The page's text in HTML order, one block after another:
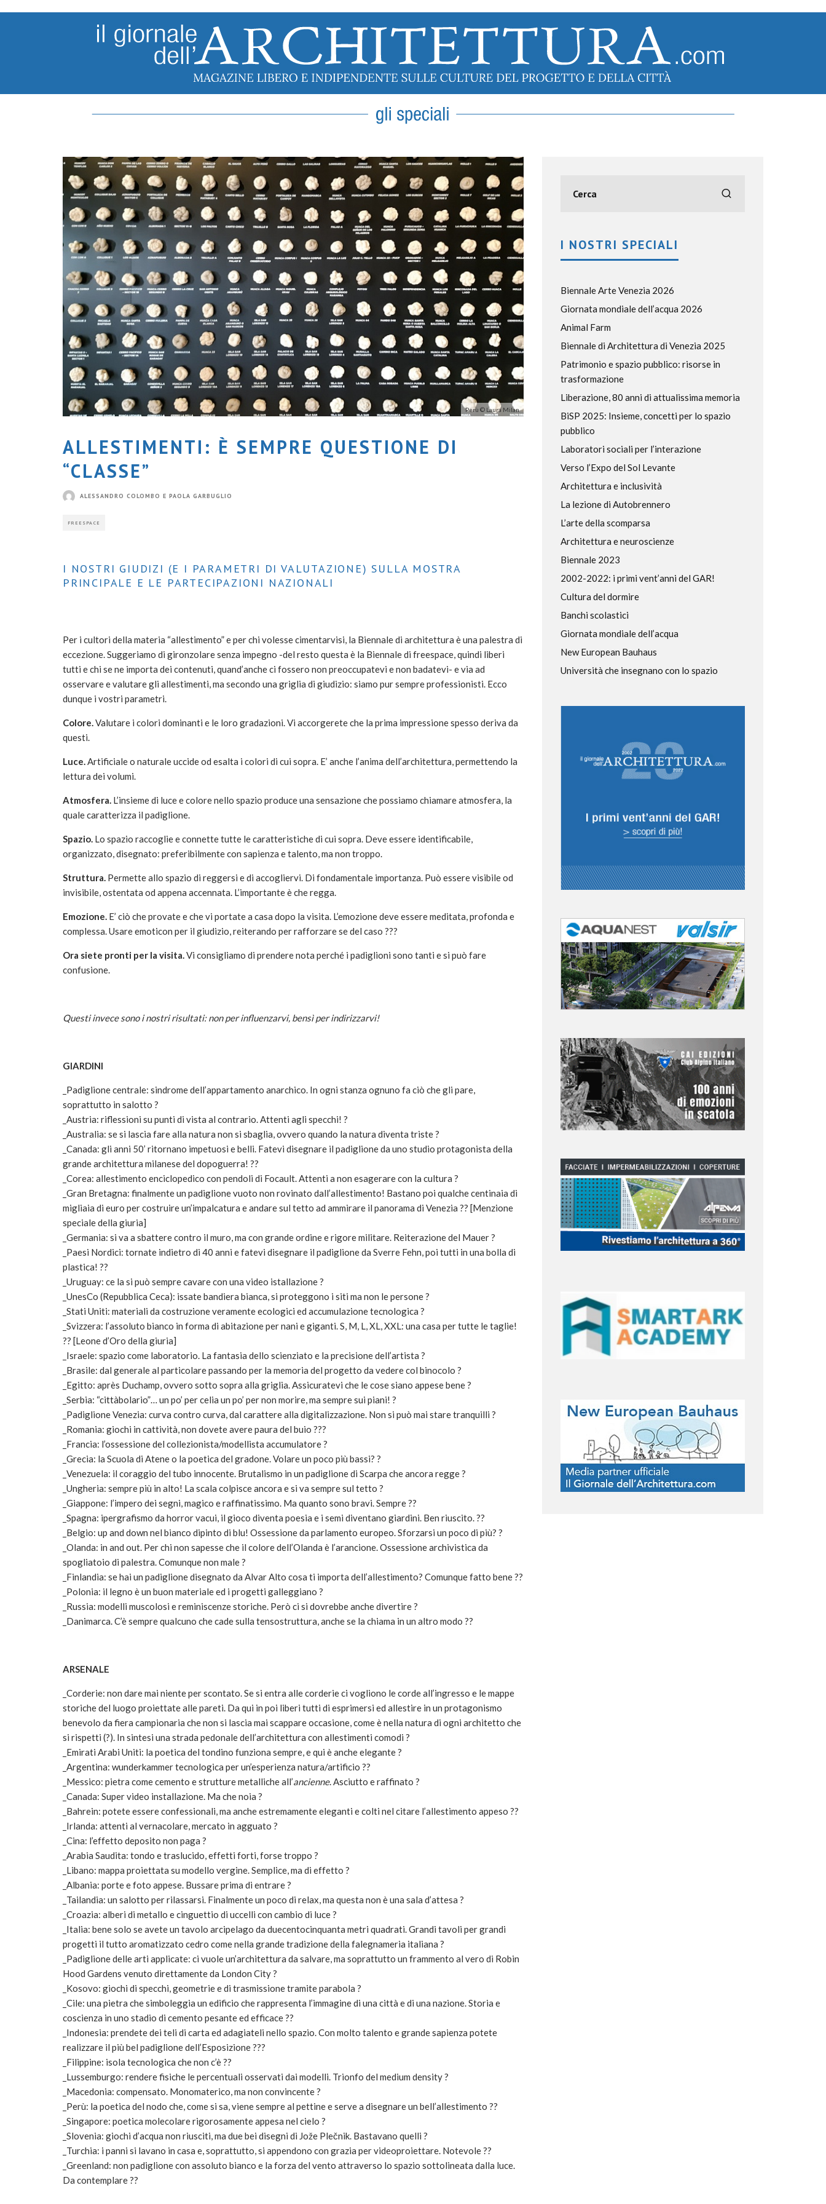
Perù © Laura Milan
ALLESTIMENTI: È SEMPRE QUESTIONE DI
“CLASSE”
ALESSANDRO COLOMBO E PAOLA GARBUGLIO
FREESPACE
I NOSTRI GIUDIZI (E I PARAMETRI DI VALUTAZIONE) SULLA MOSTRA
PRINCIPALE E LE PARTECIPAZIONI NAZIONALI
Per i cultori della materia “allestimento” e per chi volesse cimentarvisi, la Biennale di architettura è una palestra di
eccezione. Suggeriamo di gironzolare senza impegno -del resto questa è la Biennale di freespace, quindi liberi
tutti e chi se ne importa dei contenuti, quand’anche ci fossero non preoccupatevi e non badatevi- e via ad
osservare e valutare gli allestimenti, ma secondo una griglia di giudizio: siamo pur sempre professionisti. Ecco
dunque i vostri parametri.
Colore.Valutare i colori dominanti e le loro gradazioni. Vi accorgerete che la prima impressione spesso deriva da
questi.
Luce.Artificiale o naturale uccide od esalta i colori di cui sopra. E’ anche l’anima dell’architettura, permettendo la
lettura dei volumi.
Atmosfera. L’insieme di luce e colore nello spazio produce una sensazione che possiamo chiamare atmosfera, la
quale caratterizza il padiglione.
Spazio. Lo spazio raccoglie e connette tutte le caratteristiche di cui sopra. Deve essere identificabile,
organizzato, disegnato: preferibilmente con sapienza e talento, ma non troppo.
Struttura. Permette allo spazio di reggersi e di accogliervi. Di fondamentale importanza. Può essere visibile od
invisibile, ostentata od appena accennata. L’importante è che regga.
Emozione. E’ ciò che provate e che vi portate a casa dopo la visita. L’emozione deve essere meditata, profonda e
complessa. Usare emoticon per il giudizio, reiterando per rafforzare se del caso ???
Ora siete pronti per la visita.Vi consigliamo di prendere nota perché i padiglioni sono tanti e si può fare
confusione.
Questi invece sono i nostri risultati: non per influenzarvi, bensì per indirizzarvi!
GIARDINI
_Padiglione centrale: sindrome dell’appartamento anarchico. In ogni stanza ognuno fa ciò che gli pare,
soprattutto in salotto ?
_Austria: riflessioni su punti di vista al contrario. Attenti agli specchi! ?
_Australia: se si lascia fare alla natura non si sbaglia, ovvero quando la natura diventa triste ?
_Canada: gli anni 50’ ritornano impetuosi e belli. Fatevi disegnare il padiglione da uno studio protagonista della
grande architettura milanese del dopoguerra! ??
_Corea: allestimento enciclopedico con pendoli di Focault. Attenti a non esagerare con la cultura ?
_Gran Bretagna: finalmente un padiglione vuoto non rovinato dall’allestimento! Bastano poi qualche centinaia di
migliaia di euro per costruire un’impalcatura e andare sul tetto ad ammirare il panorama di Venezia ?? [Menzione
speciale della giuria]
_Germania: si va a sbattere contro il muro, ma con grande ordine e rigore militare. Reiterazione del Mauer ?
_Paesi Nordici: tornate indietro di 40 anni e fatevi disegnare il padiglione da Sverre Fehn, poi tutti in una bolla di
plastica! ??
_Uruguay: ce la si può sempre cavare con una video istallazione ?
_UnesCo (Repubblica Ceca): issate bandiera bianca, si proteggono i siti ma non le persone ?
_Stati Uniti: materiali da costruzione veramente ecologici ed accumulazione tecnologica ?
_Svizzera: l’assoluto bianco in forma di abitazione per nani e giganti. S, M, L, XL, XXL: una casa per tutte le taglie!
?? [Leone d’Oro della giuria]
_Israele: spazio come laboratorio. La fantasia dello scienziato e la precisione dell’artista ?
_Brasile: dal generale al particolare passando per la memoria del progetto da vedere col binocolo ?
_Egitto: après Duchamp, ovvero sotto sopra alla griglia. Assicuratevi che le cose siano appese bene ?
_Serbia: “cittàbolario”… un po’ per celia un po’ per non morire, ma sempre sui piani! ?
_Padiglione Venezia: curva contro curva, dal carattere alla digitalizzazione. Non si può mai stare tranquilli ?
_Romania: giochi in cattività, non dovete avere paura del buio ???
_Francia: l’ossessione del collezionista/modellista accumulatore ?
_Grecia: la Scuola di Atene o la poetica del gradone. Volare un poco più bassi? ?
_Venezuela: il coraggio del tubo innocente. Brutalismo in un padiglione di Scarpa che ancora regge ?
_Ungheria: sempre più in alto! La scala colpisce ancora e si va sempre sul tetto ?
_Giappone: l’impero dei segni, magico e raffinatissimo. Ma quanto sono bravi. Sempre ??
_Spagna: ipergrafismo da horror vacui, il gioco diventa poesia e i semi diventano giardini. Ben riuscito. ??
_Belgio: up and down nel bianco dipinto di blu! Ossessione da parlamento europeo. Sforzarsi un poco di più? ?
_Olanda: in and out. Per chi non sapesse che il colore dell’Olanda è l’arancione. Ossessione archivistica da
spogliatoio di palestra. Comunque non male ?
_Finlandia: se hai un padiglione disegnato da Alvar Alto cosa ti importa dell’allestimento? Comunque fatto bene ??
_Polonia: il legno è un buon materiale ed i progetti galleggiano ?
_Russia: modelli muscolosi e reminiscenze storiche. Però ci si dovrebbe anche divertire ?
_Danimarca. C’è sempre qualcuno che cade sulla tensostruttura, anche se la chiama in un altro modo ??
ARSENALE
_Corderie: non dare mai niente per scontato. Se si entra alle corderie ci vogliono le corde all’ingresso e le mappe
storiche del luogo proiettate alle pareti. Da qui in poi liberi tutti di esprimersi ed allestire in un protagonismo
benevolo da fiera campionaria che non si lascia mai scappare occasione, come è nella natura di ogni architetto che
si rispetti (?). In sintesi una strada pedonale dell’architettura con allestimenti comodi ?
_Emirati Arabi Uniti: la poetica del tondino funziona sempre, e qui è anche elegante ?
_Argentina: wunderkammer tecnologica per un’esperienza natura/artificio ??
_Messico: pietra come cemento e strutture metalliche all’ancienne. Asciutto e raffinato ?
_Canada: Super video installazione. Ma che noia ?
_Bahrein: potete essere confessionali, ma anche estremamente eleganti e colti nel citare l’allestimento appeso ??
_Irlanda: attenti al vernacolare, mercato in agguato ?
_Cina: l’effetto deposito non paga ?
_Arabia Saudita: tondo e traslucido, effetti forti, forse troppo ?
_Libano: mappa proiettata su modello vergine. Semplice, ma di effetto ?
_Albania: porte e foto appese. Bussare prima di entrare ?
_Tailandia: un salotto per rilassarsi. Finalmente un poco di relax, ma questa non è una sala d’attesa ?
_Croazia: alberi di metallo e cinguettio di uccelli con cambio di luce ?
_Italia: bene solo se avete un tavolo arcipelago da duecentocinquanta metri quadrati. Grandi tavoli per grandi
progetti il tutto aromatizzato cedro come nella grande tradizione della falegnameria italiana ?
_Padiglione delle arti applicate: ci vuole un’architettura da salvare, ma soprattutto un frammento al vero di Robin
Hood Gardens venuto direttamente da London City ?
_Kosovo: giochi di specchi, geometrie e di trasmissione tramite parabola ?
_Cile: una pietra che simboleggia un edificio che rappresenta l’immagine di una città e di una nazione. Storia e
coscienza in uno stadio di cemento pesante ed efficace ??
_Indonesia: prendete dei teli di carta ed adagiateli nello spazio. Con molto talento e grande sapienza potete
realizzare il più bel padiglione dell’Esposizione ???
_Filippine: isola tecnologica che non c’è ??
_Lussemburgo: rendere fisiche le percentuali osservati dai modelli. Trionfo del medium density ?
_Macedonia: compensato. Monomaterico, ma non convincente ?
_Perù: la poetica del nodo che, come si sa, viene sempre al pettine e serve a disegnare un bell’allestimento ??
_Singapore: poetica molecolare rigorosamente appesa nel cielo ?
_Slovenia: giochi d’acqua non riusciti, ma due bei disegni di Jože Plečnik. Bastavano quelli ?
_Turchia: i panni si lavano in casa e, soprattutto, si appendono con grazia per videoproiettare. Notevole ??
_Greenland: non padiglione con assoluto bianco e la forza del vento attraverso lo spazio sottolineata dalla luce.
Da contemplare ??
I NOSTRI SPECIALI
Biennale Arte Venezia 2026
Giornata mondiale dell’acqua 2026
Animal Farm
Biennale di Architettura di Venezia 2025
Patrimonio e spazio pubblico: risorse in
trasformazione
Liberazione, 80 anni di attualissima memoria
BiSP 2025: Insieme, concetti per lo spazio
pubblico
Laboratori sociali per l’interazione
Verso l’Expo del Sol Levante
Architettura e inclusività
La lezione di Autobrennero
L’arte della scomparsa
Architettura e neuroscienze
Biennale 2023
2002-2022: i primi vent’anni del GAR!
Cultura del dormire
Banchi scolastici
Giornata mondiale dell’acqua
New European Bauhaus
Università che insegnano con lo spazio